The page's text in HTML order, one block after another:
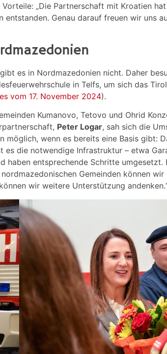
Vorteile: „Die Partnerschaft mit Kroatien
Genau darauf freuen wir uns
es in Nordmazedonien nicht. Daher
in Telfs, um sich das
vom 17. November 2024).
Kumanovo, Tetovo und Ohrid
Peter Logar, sah sich die
wenn es bereits eine Basis gibt:
die notwendige Infrastruktur – etwa
entsprechende Schritte umgesetzt.
Gemeinden können
wir weitere Unterstützung